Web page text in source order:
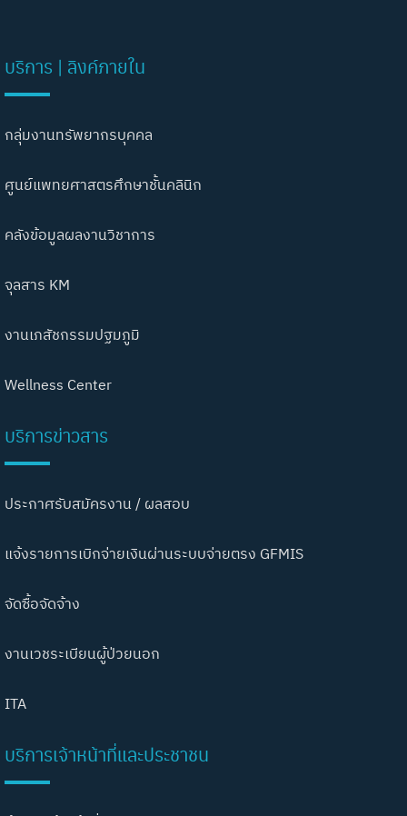
บริการ | ลิงค์ภายใน
กลุ่มงานทรัพยากรบุคคล
ศูนย์แพทยศาสตรศึกษาชั้นคลินิก
คลังข้อมูลผลงานวิชาการ
จุลสาร KM
งานเภสัชกรรมปฐมภูมิ
Wellness Center
บริการข่าวสาร
ประกาศรับสมัครงาน / ผลสอบ
แจ้งรายการเบิกจ่ายเงินผ่านระบบจ่ายตรง GFMIS
จัดซื้อจัดจ้าง
งานเวชระเบียนผู้ป่วยนอก
ITA
บริการเจ้าหน้าที่และประชาชน